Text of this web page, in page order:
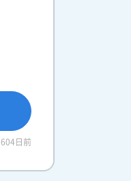
604日前